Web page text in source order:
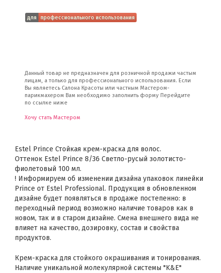
для профессионального использования
Данный товар не предназначен для розничной продажи частым
лицам, а только для профессионального использования. Если
Вы являетесь Салона Красоты или частным Мастером-
парикмахером Вам необходимо заполнить форму Перейдите
по ссылке ниже
Хочу стать Мастером
Estel Prince Стойкая крем-краска для волос.
Оттенок Estel Prince 8/36 Светло-русый золотисто-
фиолетовый 100 мл.
! Информируем об изменении дизайна упаковок линейки
Prince от Estel Professional. Продукция в обновленном
дизайне будет появляться в продаже постепенно: в
переходный период возможно наличие товаров как в
новом, так и в старом дизайне. Смена внешнего вида не
влияет на качество, дозировку, состав и свойства
продуктов.
Крем-краска для стойкого окрашивания и тонирования.
Наличие уникальной молекулярной системы "K&E"